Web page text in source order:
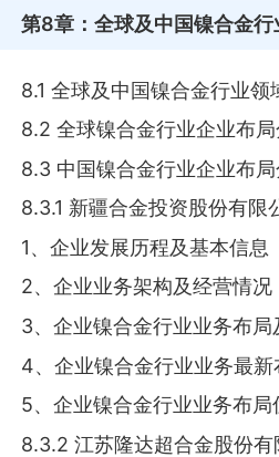
第8章 ：全球及中国镍合金
8.1 全球及中国镍合金行业
8.2 全球镍合金行业企业布局
8.3 中国镍合金行业企业布局
8.3.1 新疆合金投资股份有限
1、企业发展历程及基本信息
2、企业业务架构及经营情况
3、企业镍合金行业业务布局
4、企业镍合金行业业务最新
5、企业镍合金行业业务布局
8.3.2 江苏隆达超合金股份有